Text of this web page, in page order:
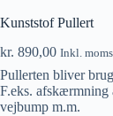
Kunststof Pullert
kr. 890,00 Inkl. moms
Pullerten bliver
F.eks. afskærmning
vejbump m.m.